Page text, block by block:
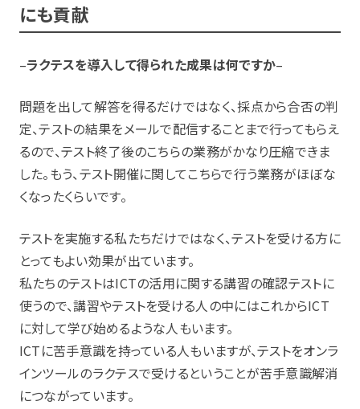
にも貢献
–ラクテスを導入して得られた成果は何ですか–
問題を出して解答を得るだけではなく、採点から合否の判
定、テストの結果をメールで配信することまで行ってもらえ
るので、テスト終了後のこちらの業務がかなり圧縮できま
した。もう、テスト開催に関してこちらで行う業務がほぼな
くなったくらいです。
テストを実施する私たちだけではなく、テストを受ける方に
とってもよい効果が出ています。
私たちのテストはICTの活用に関する講習の確認テストに
使うので、講習やテストを受ける人の中にはこれからICT
に対して学び始めるような人もいます。
ICTに苦手意識を持っている人もいますが、テストをオンラ
インツールのラクテスで受けるということが苦手意識解消
につながっています。